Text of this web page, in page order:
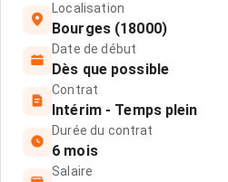
Localisation
Bourges (18000)
Date de début
Dès que possible
Contrat
Intérim - Temps plein
Durée du contrat
6 mois
Salaire